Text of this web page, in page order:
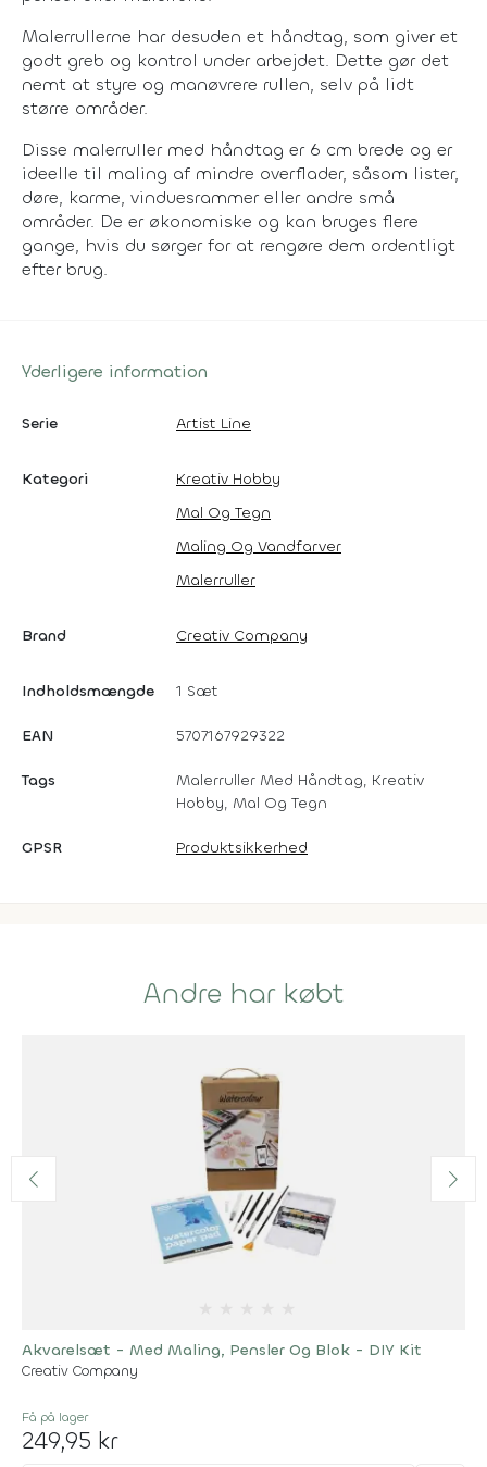
Malerrullerne har desuden et håndtag, som giver et
godt greb og kontrol under arbejdet. Dette gør det
nemt at styre og manøvrere rullen, selv på lidt
større områder.
Disse malerruller med håndtag er 6 cm brede og er
ideelle til maling af mindre overflader, såsom lister,
døre, karme, vinduesrammer eller andre små
områder. De er økonomiske og kan bruges flere
gange, hvis du sørger for at rengøre dem ordentligt
efter brug.
Yderligere information
Serie Artist Line
Kategori
Kreativ Hobby
Mal Og Tegn
Maling Og Vandfarver
Malerruller
Brand Creativ Company
Indholdsmængde 1 Sæt
EAN 5707167929322
Tags
Malerruller Med Håndtag, Kreativ
Hobby, Mal Og Tegn
GPSR Produktsikkerhed
Andre har købt
Akvarelsæt - Med Maling, Pensler Og Blok - DIY Kit
Creativ Company
Få på lager
249,95 kr